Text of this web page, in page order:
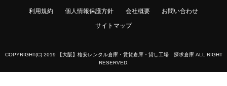
利用規約 個人情報保護方針 会社概要 お問い合わせ
サイトマップ
COPYRIGHT(C) 2019 【大阪】格安レンタル倉庫・賃貸倉庫・貸し工場 探求倉庫 ALL RIGHT
RESERVED.